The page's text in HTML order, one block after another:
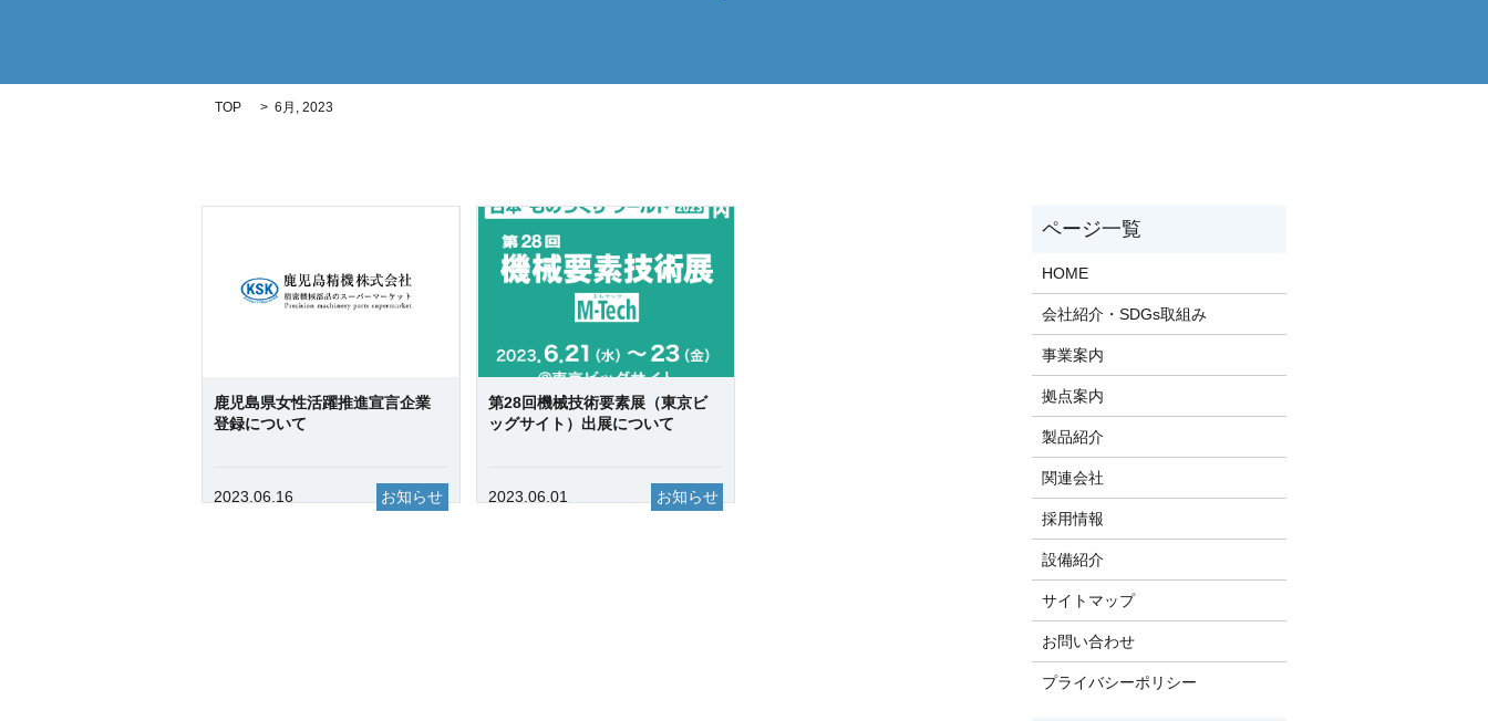
TOP 6月, 2023
鹿児島県女性活躍推進宣言企業
登録について
2023.06.16 お知らせ
第28回機械技術要素展（東京ビ
ッグサイト）出展について
2023.06.01 お知らせ
HOME
会社紹介・SDGs取組み
事業案内
拠点案内
製品紹介
関連会社
採用情報
設備紹介
サイトマップ
お問い合わせ
プライバシーポリシー